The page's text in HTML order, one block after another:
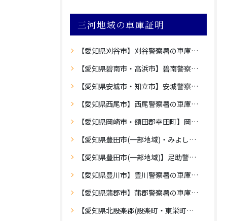
三河地域の車庫証明
【愛知県刈谷市】刈谷警察署の車庫証明
【愛知県碧南市・高浜市】碧南警察署の車庫証明
【愛知県安城市・知立市】安城警察署の車庫証明
【愛知県西尾市】西尾警察署の車庫証明
【愛知県岡崎市・額田郡幸田町】岡崎警察署の車庫証明
【愛知県豊田市(一部地域)・みよし市】豊田警察署の車庫証明
【愛知県豊田市(一部地域)】足助警察署の車庫証明
【愛知県豊川市】豊川警察署の車庫証明
【愛知県蒲郡市】蒲郡警察署の車庫証明
【愛知県北設楽郡(設楽町・東栄町・豊根村)】設楽警察署の車庫証明